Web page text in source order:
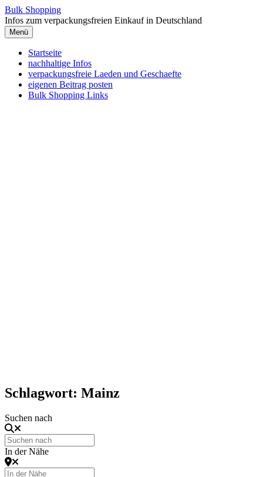
Zum
Inhalt
springen
Bulk Shopping
Infos zum verpackungsfreien Einkauf in Deutschland
Menü
Startseite
nachhaltige Infos
verpackungsfreie Laeden und Geschaefte
eigenen Beitrag posten
Bulk Shopping Links
Schlagwort: Mainz
Suchen nach
In der Nähe